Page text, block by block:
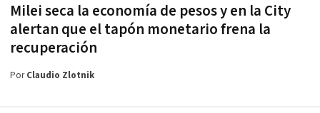
Milei seca la economía de pesos y en la City
alertan que el tapón monetario frena la
recuperación
PorClaudio Zlotnik